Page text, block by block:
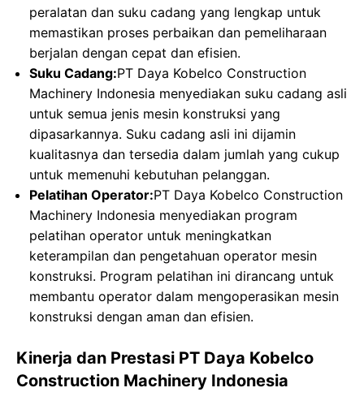
peralatan dan suku cadang yang lengkap untuk
memastikan proses perbaikan dan pemeliharaan
berjalan dengan cepat dan efisien.
Suku Cadang:PT Daya Kobelco Construction
Machinery Indonesia menyediakan suku cadang asli
untuk semua jenis mesin konstruksi yang
dipasarkannya. Suku cadang asli ini dijamin
kualitasnya dan tersedia dalam jumlah yang cukup
untuk memenuhi kebutuhan pelanggan.
Pelatihan Operator:PT Daya Kobelco Construction
Machinery Indonesia menyediakan program
pelatihan operator untuk meningkatkan
keterampilan dan pengetahuan operator mesin
konstruksi. Program pelatihan ini dirancang untuk
membantu operator dalam mengoperasikan mesin
konstruksi dengan aman dan efisien.
Kinerja dan Prestasi PT Daya Kobelco
Construction Machinery Indonesia